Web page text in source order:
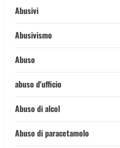
Abusivi
Abusivismo
Abuso
abuso d'ufficio
Abuso di alcol
Abuso di paracetamolo